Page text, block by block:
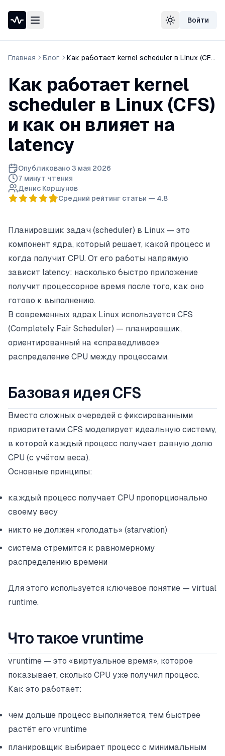
Проверка доступности сайта
Whois домена
Проверка порта
Проверка SSL-сертификата
Проверка в реестре РКН
Сменить тему
Войти
Главная Блог Как работает kernel scheduler в Linux (CFS) и как он влияет на latency
Как работает kernel
scheduler в Linux (CFS)
и как он влияет на
latency
Опубликовано 3 мая 2026
7 минут чтения
Денис Коршунов
Средний рейтинг статьи — 4.8
Планировщик задач (scheduler) в Linux — это
компонент ядра, который решает, какой процесс и
когда получит CPU. От его работы напрямую
зависит latency: насколько быстро приложение
получит процессорное время после того, как оно
готово к выполнению.
В современных ядрах Linux используется CFS
(Completely Fair Scheduler) — планировщик,
ориентированный на «справедливое»
распределение CPU между процессами.
Базовая идея CFS
Вместо сложных очередей с фиксированными
приоритетами CFS моделирует идеальную систему,
в которой каждый процесс получает равную долю
CPU (с учётом веса).
Основные принципы:
каждый процесс получает CPU пропорционально
своему весу
никто не должен «голодать» (starvation)
система стремится к равномерному
распределению времени
Для этого используется ключевое понятие — virtual
runtime.
Что такое vruntime
vruntime — это «виртуальное время», которое
показывает, сколько CPU уже получил процесс.
Как это работает:
чем дольше процесс выполняется, тем быстрее
растёт его vruntime
планировщик выбирает процесс с минимальным